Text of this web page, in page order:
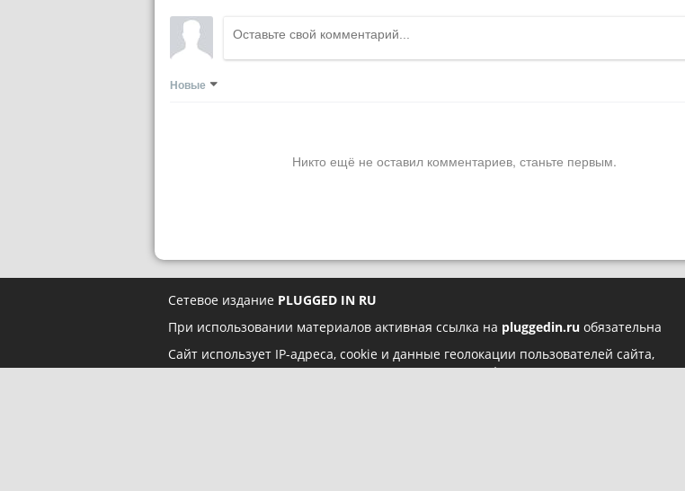
Новые
Никто ещё не оставил комментариев, станьте первым.
Сетевое издание PLUGGED IN RU
При использовании материалов активная ссылка на pluggedin.ru обязательна
Сайт использует IP-адреса, cookie и данные геолокации пользователей сайта,
условия использования содержатся вПолитике конфиденциальностии